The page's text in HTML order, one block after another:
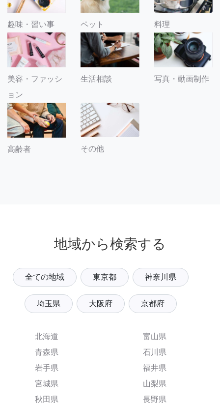
趣味・習い事 ペット 料理
美容・ファッシ
ョン
生活相談 写真・動画制作
高齢者 その他
地域から検索する
全ての地域 東京都 神奈川県
埼玉県 大阪府 京都府
北海道
青森県
岩手県
宮城県
秋田県
富山県
石川県
福井県
山梨県
長野県